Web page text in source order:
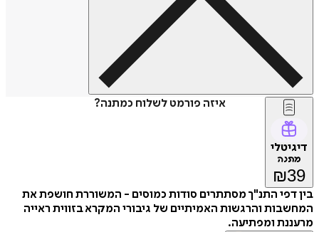
איזה פורמט לשלוח כמתנה?
דיגיטלי
מתנה
₪39
בין דפי התנ"ך מסתתרים סודות כמוסים - המשוררת חושפת את
המחשבות והרגשות האמיתיים של גיבורי המקרא בזווית ראייה
מרעננת ומפתיעה.